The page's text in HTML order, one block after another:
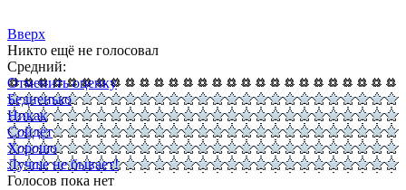
Вверх
Никто ещё не голосовал
Средний:
Отменить оценку
Бедненько
Никак
Сойдёт
Хорошо
Лучше не бывает!
Голосов пока нет